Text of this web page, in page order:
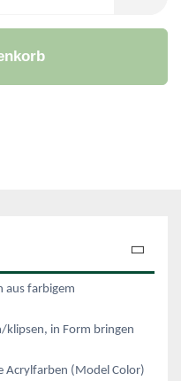
aus farbigem
klipsen, in Form bringen
Acrylfarben (Model Color)